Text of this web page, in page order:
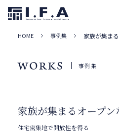
HOME 事例集 家族が集ま
WORKS 事例集
家族が集まるオープン
住宅密集地で開放性を得る